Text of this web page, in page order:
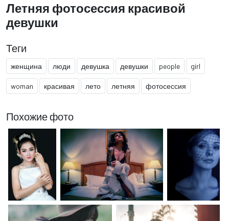
Летняя фотосессия красивой
девушки
Теги
женщина люди девушка девушки people girl
woman красивая лето летняя фотосессия
Похожие фото